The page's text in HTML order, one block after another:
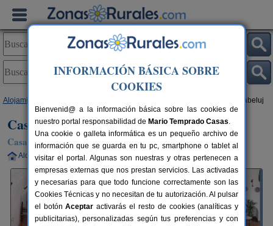
Alojamientos > Casa Cueva Arabeluj
Casa Cueva Arabeluj
Casa Rural en Granada (Granada)
Alquiler completo 4+1 plazas 1 km de Granada
INFORMACIÓN BÁSICA SOBRE
COOKIES
Bienvenid@ a la información básica sobre las cookies de
nuestro portal responsabilidad de Mario Temprado Casas.
Una cookie o galleta informática es un pequeño archivo de
información que se guarda en tu pc, smartphone o tablet al
visitar el portal. Algunas son nuestras y otras pertenecen a
empresas externas que nos prestan servicios. Las activadas
y necesarias para que todo funcione correctamente son las
Cookies Técnicas y no necesitan de tu autorización. Al pulsar
el botónAceptar activarás el resto de cookies (analíticas y
publicitarias), personalizadas según tus preferencias y con